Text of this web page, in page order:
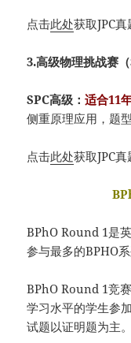
点击此处获取JPC
3.高级物理挑战赛（
SPC高级：适合11
侧重原理应用，题
点击此处获取JPC
BPhO Round 1是
参与最多的BPHO系
BPhO Round 1竞
学习水平的学生参
试题以证明题为主